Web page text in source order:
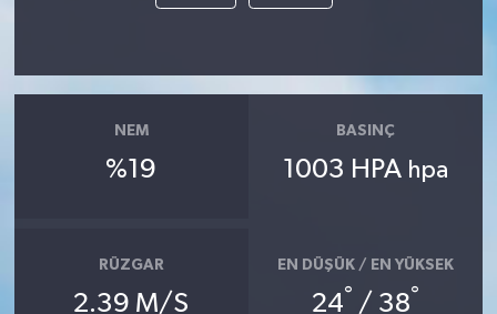
NEM
%19
BASINÇ
1003 HPA hpa
RÜZGAR
2.39 M/S
EN DÜŞÜK / EN YÜKSEK
24° / 38°